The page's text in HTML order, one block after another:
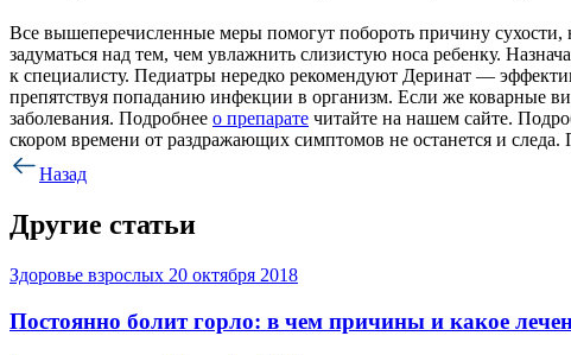
Все вышеперечисленные меры помогут побороть причину сухости,
задуматься над тем, чем увлажнить слизистую носа ребенку.
к специалисту. Педиатры нередко рекомендуют Деринат —
препятствуя попаданию инфекции в организм. Если же коварные
заболевания. Подробнее о препарате читайте на нашем сайте.
скором времени от раздражающих симптомов не останется и следа.
Назад
Другие статьи
Здоровье взрослых 20 октября 2018
Постоянно болит горло: в чем причины и какое